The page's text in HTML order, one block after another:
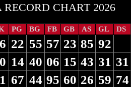
RECORD CHART 2026
PG BG FB GB AS GL DS
22 55 57 23 85 92
14 40 06 15 43 31 31
67 44 95 60 26 59 74